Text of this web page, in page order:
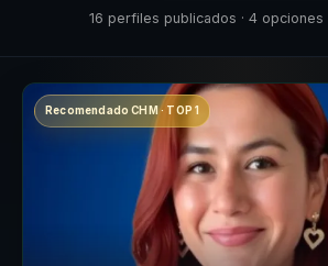
16 perfiles publicados · 4 opciones
Recomendado CHM · TOP 1